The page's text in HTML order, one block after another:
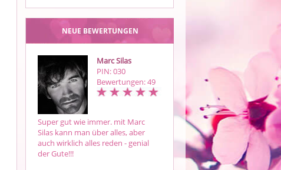
NEUE BEWERTUNGEN
Marc Silas
PIN: 030
Bewertungen: 49
Super gut wie immer. mit Marc
Silas kann man über alles, aber
auch wirklich alles reden - genial
der Gute!!!
Luna VidoVita
PIN: 848
Bewertungen: 68
Danke für das schöne ZG bin
gespannt ob es so klappt das ich
vor Frist Ende ein Job finde lag ja
schon mal gut da 🙏🏻 Wegen
HM auch schön das die Gefühle